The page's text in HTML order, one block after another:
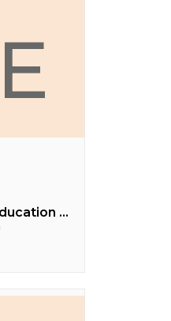
AcademyX Education Hub